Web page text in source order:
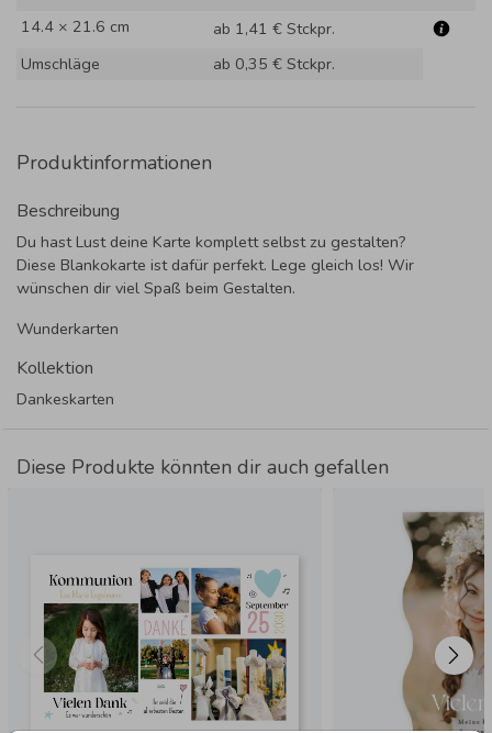
14.4 × 21.6 cm
ab 1,41 € Stckpr.
Umschläge
ab 0,35 € Stckpr.
Produktinformationen
Beschreibung
Du hast Lust deine Karte komplett selbst zu gestalten?
Diese Blankokarte ist dafür perfekt. Lege gleich los! Wir
wünschen dir viel Spaß beim Gestalten.
Wunderkarten
Kollektion
Dankeskarten
Diese Produkte könnten dir auch gefallen